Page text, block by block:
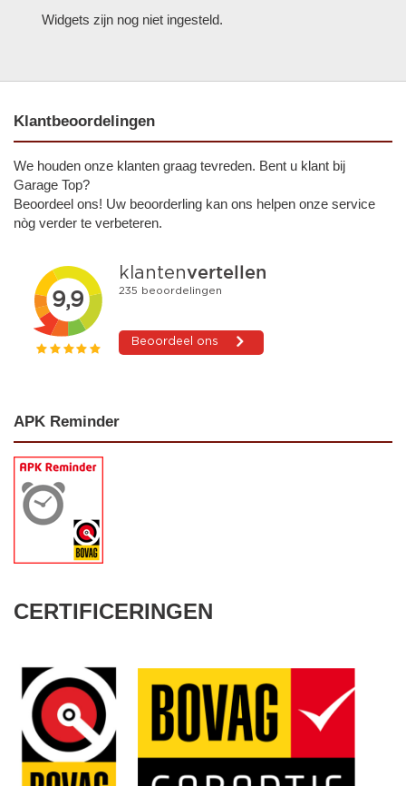
Widgets zijn nog niet ingesteld.
Klantbeoordelingen
We houden onze klanten graag tevreden. Bent u klant bij
Garage Top?
Beoordeel ons! Uw beoorderling kan ons helpen onze service
nòg verder te verbeteren.
APK Reminder
CERTIFICERINGEN